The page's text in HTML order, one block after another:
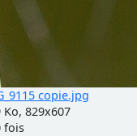
copie.jpg
Ko, 829x607
fois